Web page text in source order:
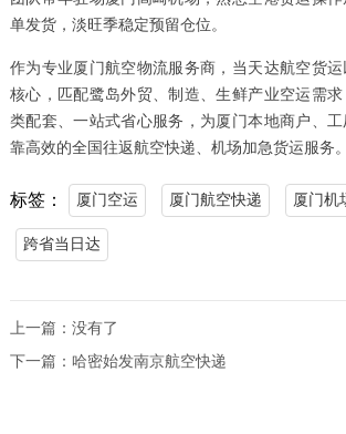
单发货，淡旺季稳定预留仓位。
作为专业厦门航空物流服务商，当天达航空货
核心，匹配鹭岛外贸、制造、生鲜产业空运需
类配套、一站式省心服务，为厦门本地商户、
靠高效的全国往返航空快递、机场加急货运服务。
标签： 厦门空运 厦门航空快递 厦门机
跨省当日达
上一篇：没有了
下一篇： 哈密始发南京航空快递